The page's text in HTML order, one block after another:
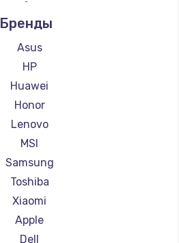
Alienware
Aquarius
Gigabyte
ноутбуков Aorus
Maibenben
ноутбуков Getac
ноутбуков Epson
ноутбуков Philips
ноутбуков LG
Panasonic
ноутбуков Irbis
Thunderobot
ноутбуков Hasee
Бренды
Asus
HP
Huawei
Honor
Lenovo
MSI
Samsung
Toshiba
Xiaomi
Apple
Dell